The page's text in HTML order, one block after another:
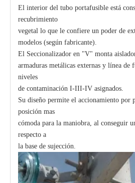
El interior del tubo portafusible está
recubrimiento
vegetal lo que le confiere un poder de
modelos (según fabricante).
El Seccionalizador en "V" monta
armaduras metálicas externas y línea de
niveles
de contaminación I-III-IV asignados.
Su diseño permite el accionamiento por
posición mas
cómoda para la maniobra, al conseguir
respecto a
la base de sujección.